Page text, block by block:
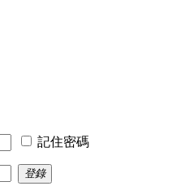
記住密碼
登錄